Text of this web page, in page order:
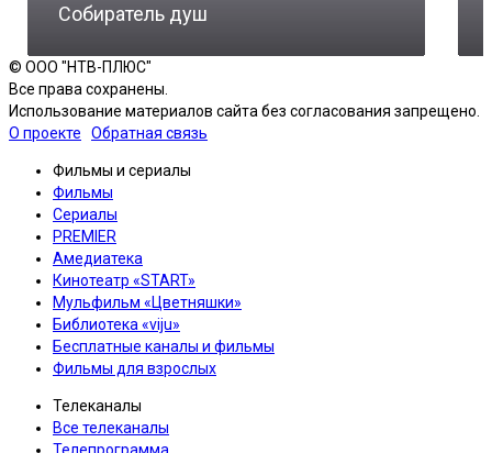
Собиратель душ
© ООО "НТВ-ПЛЮС"
Все права сохранены.
Использование материалов сайта без согласования запрещено.
О проекте
Обратная связь
Фильмы и сериалы
Фильмы
Сериалы
PREMIER
Амедиатека
Кинотеатр «START»
Мульфильм «Цветняшки»
Библиотека «viju»
Бесплатные каналы и фильмы
Фильмы для взрослых
Телеканалы
Все телеканалы
Телепрограмма